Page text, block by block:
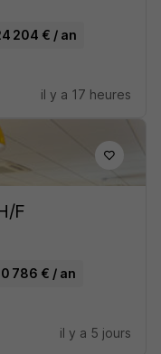
204 € / an
il y a 17 heures
F
786 € / an
il y a 5 jours